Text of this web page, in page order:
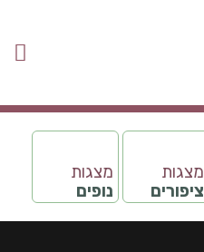
מצגות
ציפורים
מצגות
נופים